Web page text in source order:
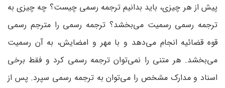
پیش از هر چیزی، باید بدانیم ترجمه رسمی چیست؟ چه چیزی به
ترجمه رسمی رسمیت می‌بخشد؟ ترجمه رسمی را مترجم رسمی
قوه قضائیه انجام می‌دهد و با مهر و امضایش، به آن رسمیت
می‌بخشد. هر متنی را نمی‌توان ترجمه رسمی کرد و فقط برخی
اسناد و مدارک مشخص را می‌توان به ترجمه رسمی سپرد. پس از